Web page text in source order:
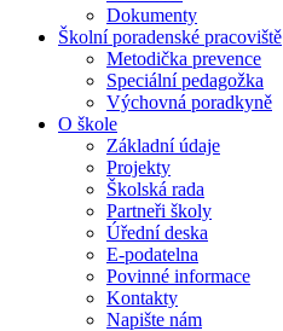
Dokumenty
Školní poradenské pracoviště
Metodička prevence
Speciální pedagožka
Výchovná poradkyně
O škole
Základní údaje
Projekty
Školská rada
Partneři školy
Úřední deska
E-podatelna
Povinné informace
Kontakty
Napište nám